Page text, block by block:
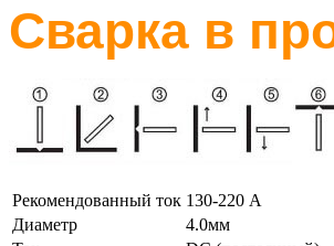
Сварка в
Рекомендованный ток 130-220 А
Диаметр
4.0мм